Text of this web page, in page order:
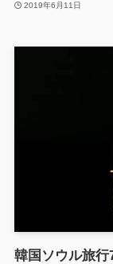
2019年6月11日
韓国ソウル旅行